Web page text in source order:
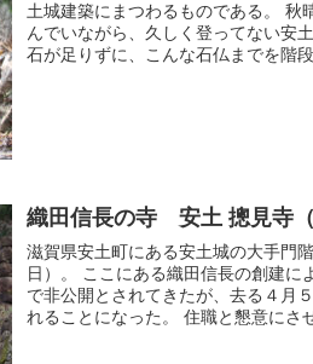
土城建築にまつわるものである。 秋
んでいながら、久しく登ってない安
石が足りずに、こんな石仏までを階
織田信長の寺 安土 摠見寺（
滋賀県安土町にある安土城の大手門
日）。 ここにある織田信長の創建に
で非公開とされてきたが、去る４月
れることになった。 住職と懇意にさ